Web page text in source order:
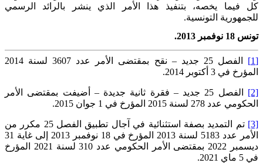
كل فيما يخصه، بتنفيذ هذا الأمر الذي ينشر بالرائد الرسمي
للجمهورية التونسية.
تونس 18 نوفمبر 2013
.
[1]
الفصل 25 جديد – نقح بمقتضى الأمر عدد 3607 لسنة 2014
المؤرخ في 3 أكتوبر 2014.
[2]
الفصل 25 جديد – فقرة ثانية جديدة – أضيفت بمقتضى الأمر
الحكومي عدد 278 لسنة 2015 المؤرخ في 1 جوان 2015.
[3]
تم التمديد بصفة استثنائية في آجال تطبيق الفصل 25 مكرر من
الأمر عدد 5183 لسنة 2013 المؤرخ في 18 نوفمبر 2013 إلى غاية 31
ديسمبر 2022 بمقتضى الأمر الحكومي عدد 310 لسنة 2021 المؤرخ
في 5 ماي 2021.